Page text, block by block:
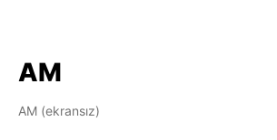
AM
AM (ekransız)